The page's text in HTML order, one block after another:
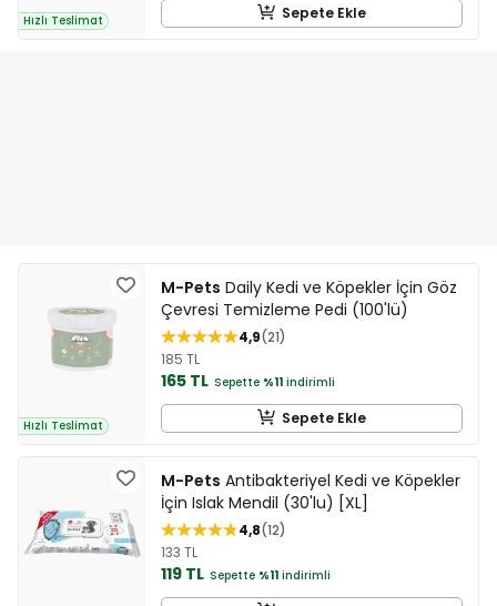
Hızlı Teslimat Sepete Ekle
Hızlı Teslimat
M-Pets Daily Kedi ve Köpekler İçin Göz
Çevresi Temizleme Pedi (100'lü)
4,9 21
185 TL
165 TL Sepette %11 indirimli
Sepete Ekle
M-Pets Antibakteriyel Kedi ve Köpekler
İçin Islak Mendil (30'lu) [XL]
4,8 12
133 TL
119 TL Sepette %11 indirimli